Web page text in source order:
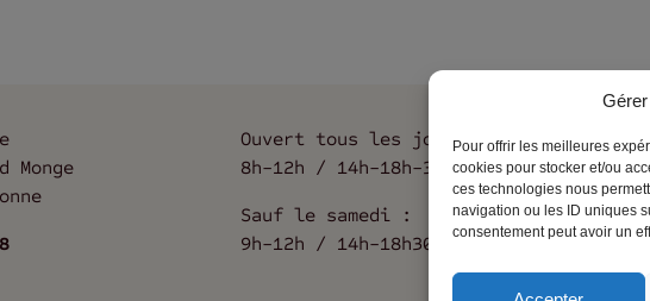
Pour offrir les meilleures
cookies pour stocker et/ou
ces technologies nous
navigation ou les ID uniques
consentement peut avoir un
Monge
Ouvert tous les jours :
8h-12h / 14h-18h-30
Sauf le samedi :
9h-12h / 14h-18h30